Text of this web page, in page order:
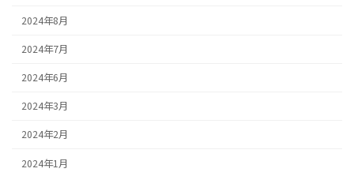
2024年8月
2024年7月
2024年6月
2024年3月
2024年2月
2024年1月